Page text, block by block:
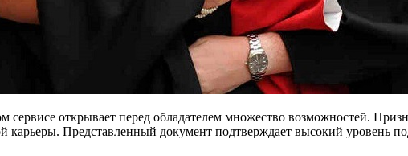
сервисе открывает перед обладателем множество возможностей.
карьеры. Представленный документ подтверждает высокий уровень